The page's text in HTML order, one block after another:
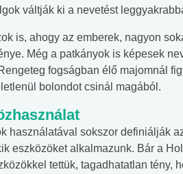
váltják ki a nevetést
is, ahogy az emberek, nagyon
Még a patkányok is képesek
fogságban élő majomnál
bolondot csinál magából.
használatával sokszor definiálják
eszközöket alkalmazunk. Bár a
tettük, tagadhatatlan tény,